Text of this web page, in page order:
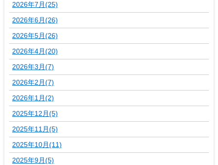
2026年7月(25)
2026年6月(26)
2026年5月(26)
2026年4月(20)
2026年3月(7)
2026年2月(7)
2026年1月(2)
2025年12月(5)
2025年11月(5)
2025年10月(11)
2025年9月(5)